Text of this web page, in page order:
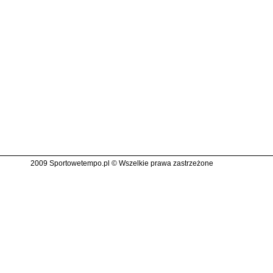
2009 Sportowetempo.pl © Wszelkie prawa zastrzeżone